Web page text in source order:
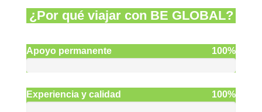
¿Por qué viajar con BE GLOBAL?
Apoyo permanente 100%
Experiencia y calidad 100%